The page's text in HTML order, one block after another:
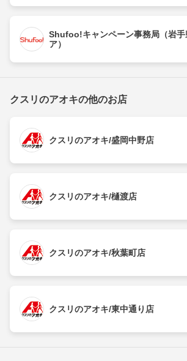
Shufoo!キャンペーン事務局（岩手
ア）
クスリのアオキの他のお店
クスリのアオキ/盛岡中野店
クスリのアオキ/樋渡店
クスリのアオキ/秋葉町店
クスリのアオキ/東中通り店